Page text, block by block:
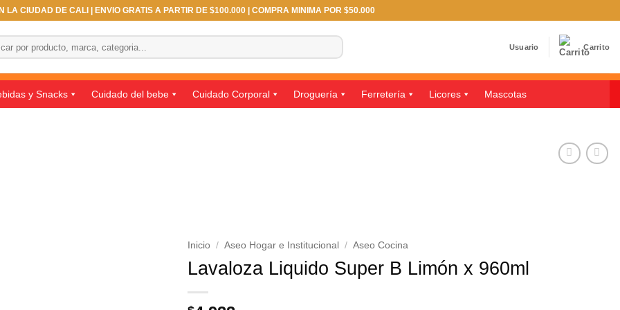
LA CIUDAD DE CALI | ENVIO GRATIS A PARTIR DE $100.000 | COMPRA MINIMA POR $50.000
Usuario Carrito
y Snacks Cuidado del bebe Cuidado Corporal Droguería Ferretería Licores Mascotas
Inicio / Aseo Hogar e Institucional / Aseo Cocina
Lavaloza Liquido Super B Limón x 960ml